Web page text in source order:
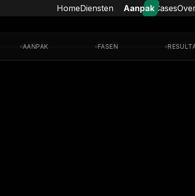
HomeDiensten Aanpak Cases
AANPAK FASEN